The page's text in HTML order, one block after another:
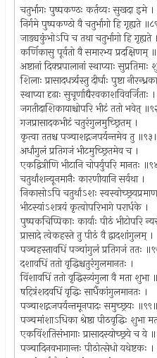
चतुर्भागः पुष्पकण्ठः कर्तव्यः सुखदा इमे ।
निर्गमे पुष्पकण्ठो वै चतुर्भागो हि गृह्यते
जाड्यकुंभोऽपि च तथा चतुर्भागो हि गृह्यते ।
कर्णिकासु पूर्वतो वै समारभ्य प्रदक्षिणम्
अष्टानां दिक्प्रपालानां स्थाप्याः सुप्रतिमाः
शिलाः प्रासादधर्त्र्यस्तु दीर्घाः पुष्टा
स्थाप्या दृढाः सुचूर्णाद्यैरवकाशविवर्जिताः ।
जगतीदाशिकायाश्चोपरि भीटं ततो भवेत्
गजप्रासादकभीटं चतुरंगुलमुच्छ्रितम् ।
कृत्वा ततश्च पञ्चाशद्गजपर्यन्तमेव तु ॥९३॥
अर्धांगुलं प्रतिगजं भीटमुच्छ्रितमेव च ।
एकद्वित्रीणि भीटानि चोपर्युपरि मानतः
चतुर्थांशन्यूनमानैः कारणीयानि सर्वथा ।
निकासोऽपि चतुर्थांऽशः
भीटस्यांऽशत्रयं कृत्वोपरिभागे परार्धके ।
पुष्पकचिप्पिकाः कार्याः पीठं भीटोपरि
प्रासादे त्वेकहस्ते तु पीठं वै द्वादशांगुलम् ।
पञ्चहस्तावधिं पञ्चांगुलं प्रतिगजं ततः
दशावधिं ततो वृद्धिश्चतुरंगुलमानतः ।
विंशावधिं ततो वृद्धिस्त्र्यंगुला वै मता शुभा
षट्त्रिंशदवधिं वृद्धिः सार्धैकांगुलमानतः ।
पञ्चाशद्गजपर्यन्तमूनपादः समुच्छ्रयः ॥९९॥
पञ्चमांशाऽधिका श्रेष्ठा पीठवृद्धिः शुभा
एकविंशतिसंभागाः प्रासादस्योच्छ्रये च ये
पञ्चादिनवभागान्तः पीठोत्सेधो यथेष्टकः ।